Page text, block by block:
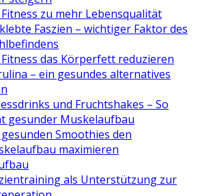
zu mehr Lebensqualität
Faszien – wichtiger Faktor des
das Körperfett reduzieren
– ein gesundes alternatives
und Fruchtshakes – So
gesunder Muskelaufbau
Smoothies den
maximieren
als Unterstützung zur